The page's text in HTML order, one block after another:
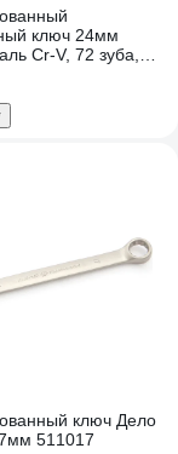
ключ 24мм
Cr-V, 72 зуба,
ключ Дело
511017